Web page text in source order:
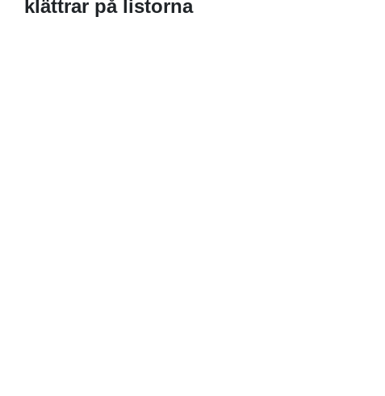
klättrar på listorna